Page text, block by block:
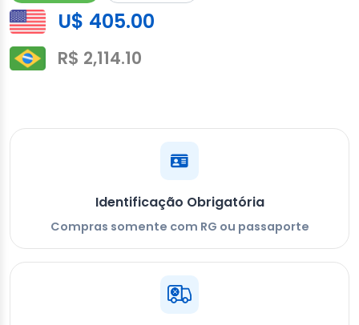
U$ 405.00
R$ 2,114.10
Identificação Obrigatória
Compras somente com RG ou passaporte